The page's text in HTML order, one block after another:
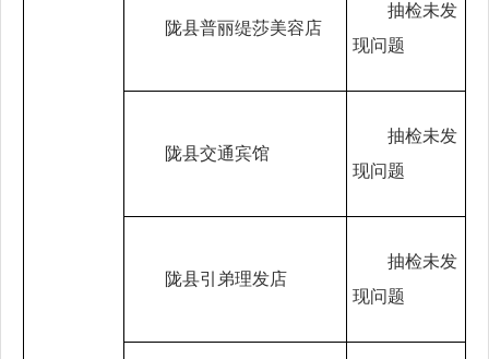
陇县普丽缇莎美容店
抽检未发
现问题
陇县交通宾馆
抽检未发
现问题
陇县引弟理发店
抽检未发
现问题